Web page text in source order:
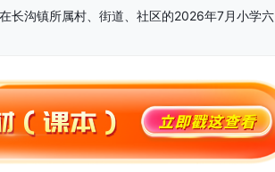
长沟镇所属村、街道、社区的2026年7月小学六